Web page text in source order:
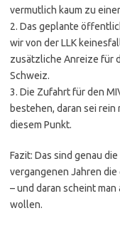
vermutlich kaum zu
2. Das geplante
wir von der LLK
zusätzliche Anreize für
Schweiz.
3. Die Zufahrt für den
bestehen, daran sei
diesem Punkt.
Fazit: Das sind genau
vergangenen Jahren
– und daran scheint
wollen.